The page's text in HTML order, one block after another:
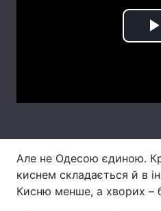
Лонгріди
Інтерв'ю
Але не Одесою єдиною.
киснем складається й в
Кисню менше, а хворих –